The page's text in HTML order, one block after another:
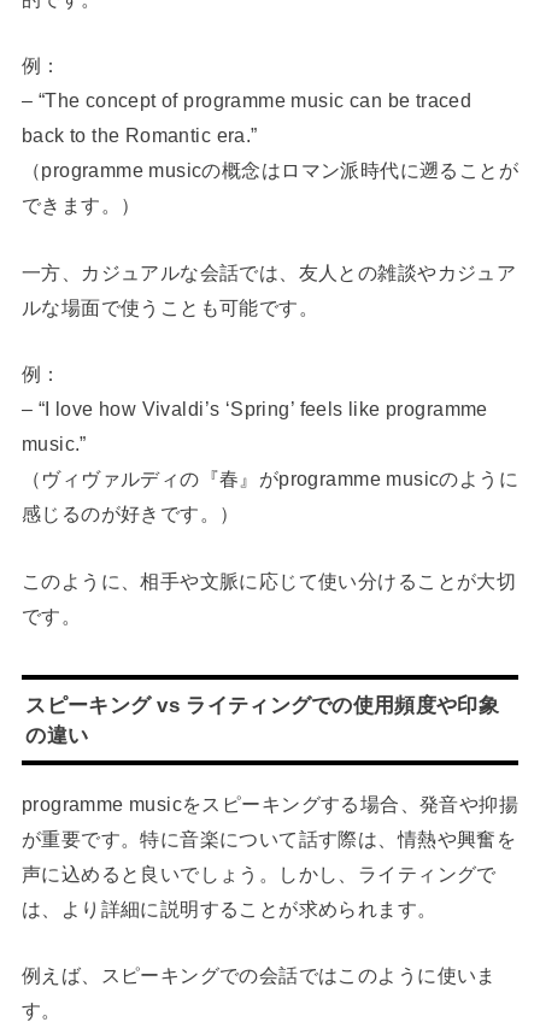
例：
– “The concept of programme music can be traced
back to the Romantic era.”
（programme musicの概念はロマン派時代に遡ることが
できます。）
一方、カジュアルな会話では、友人との雑談やカジュア
ルな場面で使うことも可能です。
例：
– “I love how Vivaldi’s ‘Spring’ feels like programme
music.”
（ヴィヴァルディの『春』がprogramme musicのように
感じるのが好きです。）
このように、相手や文脈に応じて使い分けることが大切
です。
スピーキング vs ライティングでの使用頻度や印象
の違い
programme musicをスピーキングする場合、発音や抑揚
が重要です。特に音楽について話す際は、情熱や興奮を
声に込めると良いでしょう。しかし、ライティングで
は、より詳細に説明することが求められます。
例えば、スピーキングでの会話ではこのように使いま
す。